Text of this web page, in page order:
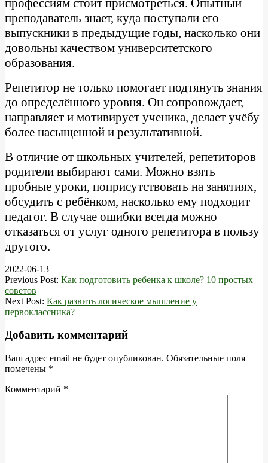
преподаватель знает, куда поступали его
выпускники в предыдущие годы, насколько они
довольны качеством университетского
образования.
Репетитор не только помогает подтянуть знания
до определённого уровня. Он сопровождает,
направляет и мотивирует ученика, делает учёбу
более насыщенной и результативной.
В отличие от школьных учителей, репетиторов
родители выбирают сами. Можно взять
пробные уроки, поприсутствовать на занятиях,
обсудить с ребёнком, насколько ему подходит
педагог. В случае ошибки всегда можно
отказаться от услуг одного репетитора в пользу
другого.
2022-06-13
Previous Post: Как подготовить ребенка к школе? 10 простых
советов
Next Post: Как развить логическое мышление у
первоклассника?
Добавить комментарий
Ваш адрес email не будет опубликован. Обязательные поля
помечены *
Комментарий *